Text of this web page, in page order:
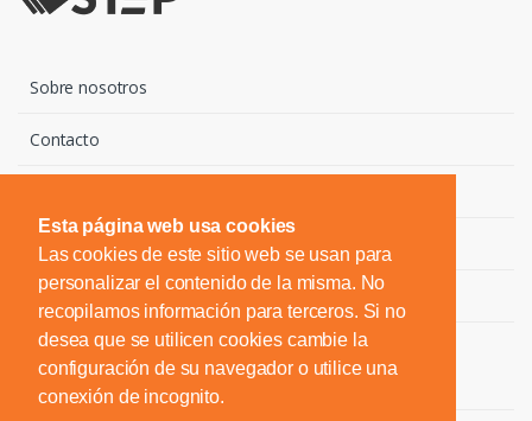
Esta página web usa cookies
Las cookies de este sitio web se usan para
personalizar el contenido de la misma. No
recopilamos información para terceros. Si no
desea que se utilicen cookies cambie la
configuración de su navegador o utilice una
conexión de incognito.
Sobre nosotros
Contacto
Descargas
Noticias